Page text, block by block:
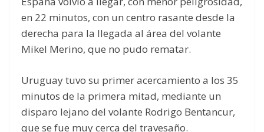
en 22 minutos, con un centro rasante desde la
derecha para la llegada al área del volante
Mikel Merino, que no pudo rematar.
Uruguay tuvo su primer acercamiento a los 35
minutos de la primera mitad, mediante un
disparo lejano del volante Rodrigo Bentancur,
que se fue muy cerca del travesaño.